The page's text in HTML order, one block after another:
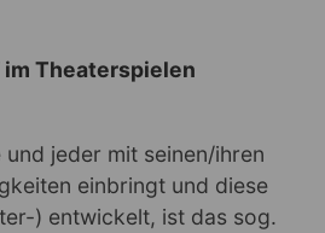
im Theaterspielen
und jeder mit seinen/ihren
einbringt und diese
) entwickelt, ist das sog.